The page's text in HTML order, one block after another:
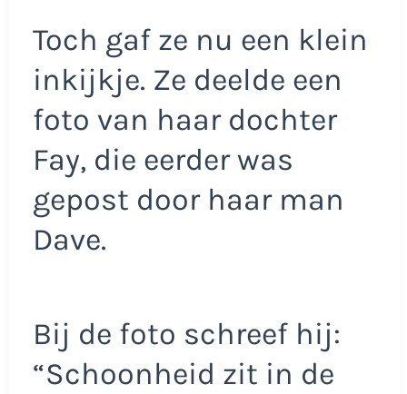
Toch gaf ze nu een klein
inkijkje. Ze deelde een
foto van haar dochter
Fay, die eerder was
gepost door haar man
Dave.
Bij de foto schreef hij:
“Schoonheid zit in de